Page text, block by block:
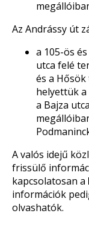
Az Andrássy út
a 105-ös
utca felé
és a
helyettük a
a Bajza
A valós idejű
frissülő
kapcsolatosan a
információk
olvashatók.